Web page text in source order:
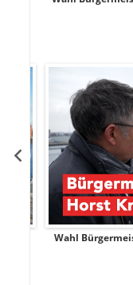
Wahl